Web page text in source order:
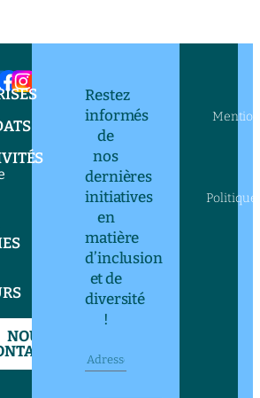
NOUS
Restez
informés
de
nos
dernières
initiatives
en
matière
d’inclusion
et de
diversité
!
Politique